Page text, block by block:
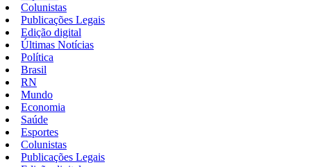
Colunistas
Publicações Legais
Edição digital
Últimas Notícias
Política
Brasil
RN
Mundo
Economia
Saúde
Esportes
Colunistas
Publicações Legais